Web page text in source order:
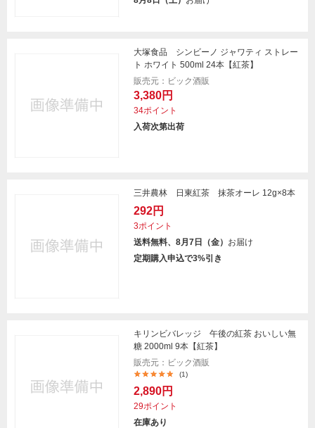
大塚食品 シンビーノ ジャワティ ストレー
ト ホワイト 500ml 24本【紅茶】
販売元：ビック酒販
3,380円
34ポイント
入荷次第出荷
三井農林 日東紅茶 抹茶オーレ 12g×8本
292円
3ポイント
送料無料、8月7日（金） お届け
定期購入申込で3%引き
キリンビバレッジ 午後の紅茶 おいしい無
糖 2000ml 9本【紅茶】
販売元：ビック酒販
(1)
2,890円
29ポイント
在庫あり